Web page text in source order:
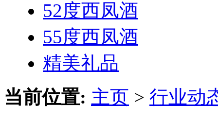
52度西凤酒
55度西凤酒
精美礼品
当前位置: 主页 > 行业动